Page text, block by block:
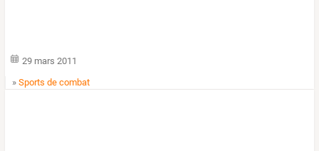
29 mars 2011
»Sports de combat